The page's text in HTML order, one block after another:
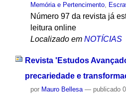
Memória e Pertencimento,
Número 97 da revista já
leitura online
Localizado em NOTÍCIAS
Revista 'Estudos
precariedade e
por Mauro Bellesa — publicado